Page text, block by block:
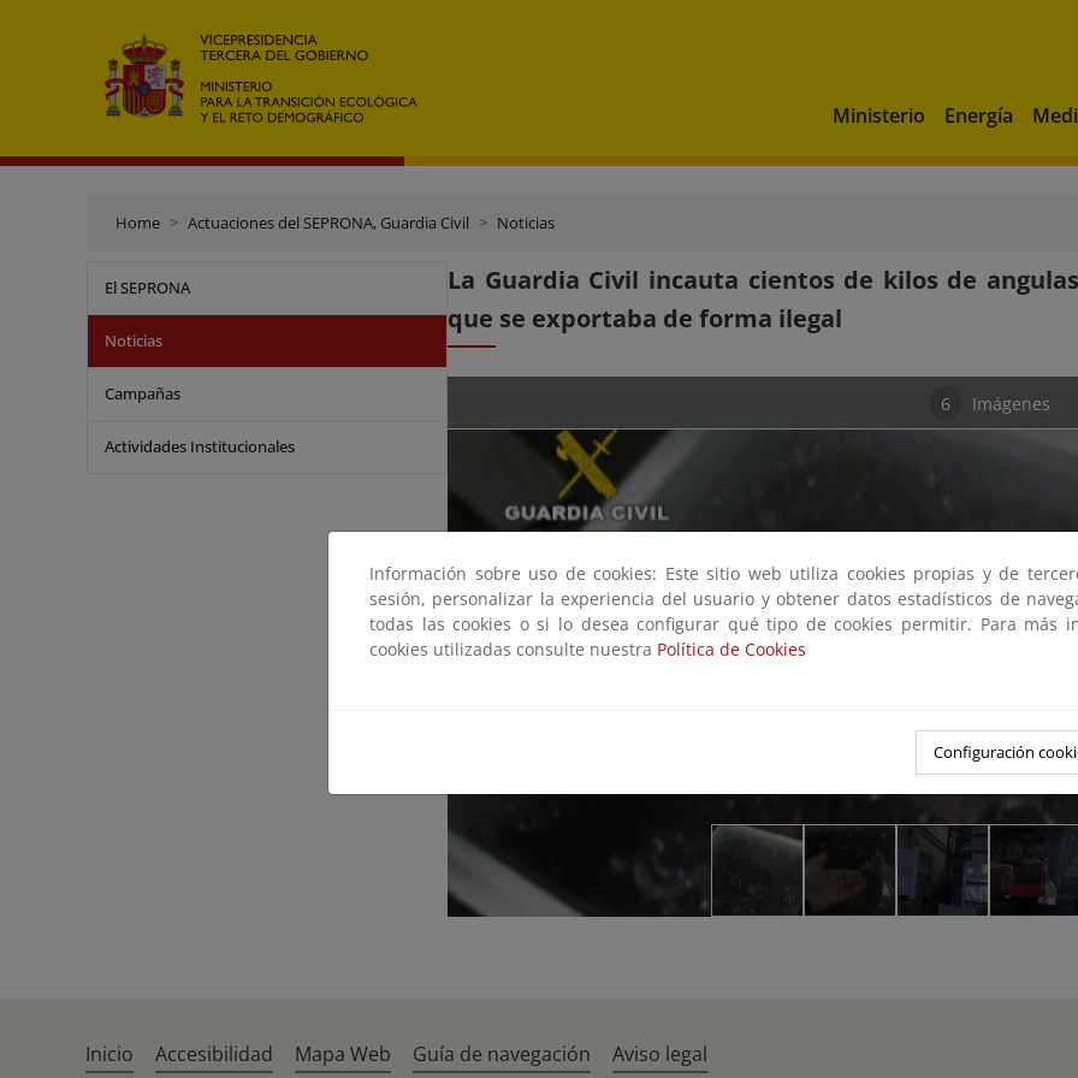
Ministerio Energía
Home Actuaciones del SEPRONA, Guardia Civil Noticias
El SEPRONA
Noticias
Campañas
Actividades Institucionales
La Guardia Civil incauta cientos de kilos de
que se exportaba de forma ilegal
6 Imágenes
Información sobre uso de cookies: Este sitio web utiliza cookies propias y de
sesión, personalizar la experiencia del usuario y obtener datos estadísticos de
todas las cookies o si lo desea configurar qué tipo de cookies permitir. Para más
cookies utilizadas consulte nuestra Política de Cookies
Configuración
Inicio Accesibilidad Mapa Web Guía de navegación Aviso legal